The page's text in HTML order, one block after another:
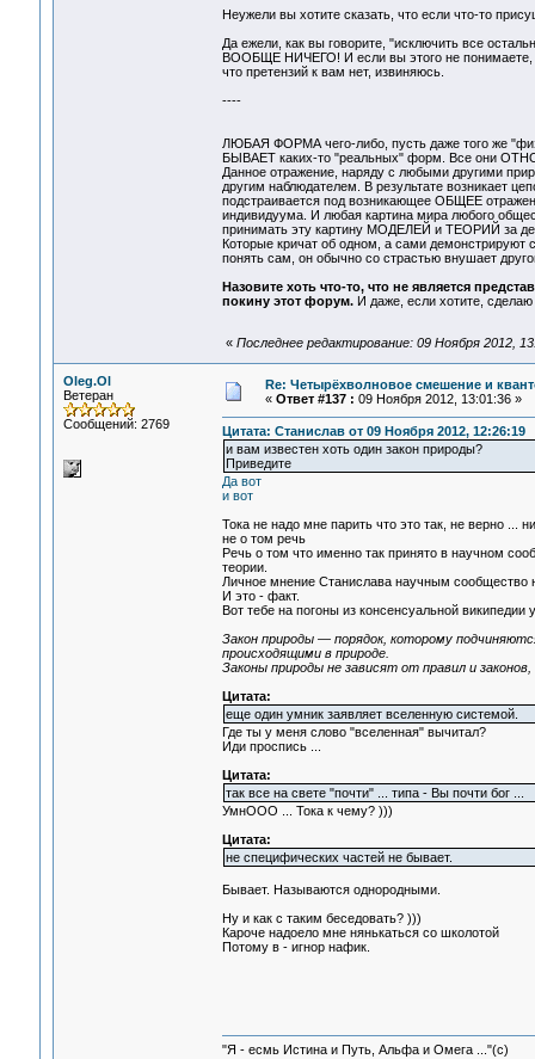
Неужели вы хотите сказать, что если что-то
Да ежели, как вы говорите, "исключить все
ВООБЩЕ НИЧЕГО! И если вы этого не понимаете,
что претензий к вам нет, извиняюсь.
----
ЛЮБАЯ ФОРМА чего-либо, пусть даже того же
БЫВАЕТ каких-то "реальных" форм. Все они
Данное отражение, наряду с любыми другими
другим наблюдателем. В результате возникает
подстраивается под возникающее ОБЩЕЕ
индивидуума. И любая картина мира любого
принимать эту картину МОДЕЛЕЙ и ТЕОРИЙ за
Которые кричат об одном, а сами демонстрируют
понять сам, он обычно со страстью внушает
Назовите хоть что-то, что не является
покину этот форум.И даже, если хотите, сделаю
« Последнее редактирование: 09 Ноября 2012,
Oleg.Ol
Ветеран
Сообщений: 2769
Re: Четырёхволновое смешение и
« Ответ #137 : 09 Ноября 2012, 13:01:36 »
Цитата: Станислав от 09 Ноября 2012, 12:26:19
и вам известен хоть один закон природы?
Приведите
Да вот
и вот
Тока не надо мне парить что это так, не верно ...
не о том речь
Речь о том что именно так принято в научном
теории.
Личное мнение Станислава научным сообщество
И это - факт.
Вот тебе на погоны из консенсуальной
Закон природы — порядок, которому
происходящими в природе.
Законы природы не зависят от правил и
Цитата:
еще один умник заявляет вселенную системой.
Где ты у меня слово "вселенная" вычитал?
Иди проспись ...
Цитата:
так все на свете "почти" ... типа - Вы почти бог ...
УмнOOO ... Тока к чему? )))
Цитата:
не специфических частей не бывает.
Бывает. Называются однородными.
Ну и как с таким беседовать? )))
Кароче надоело мне нянькаться со школотой
Потому в - игнор нафик.
"Я - есмь Истина и Путь, Альфа и Омега ..."(с)